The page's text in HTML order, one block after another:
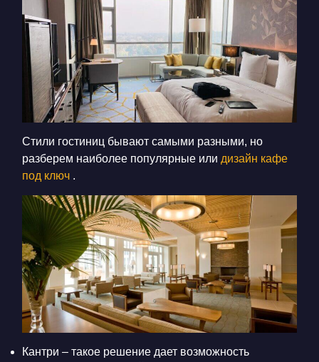
Стили гостиниц бывают самыми разными, но
разберем наиболее популярные или дизайн кафе
под ключ.
Кантри – такое решение дает возможность